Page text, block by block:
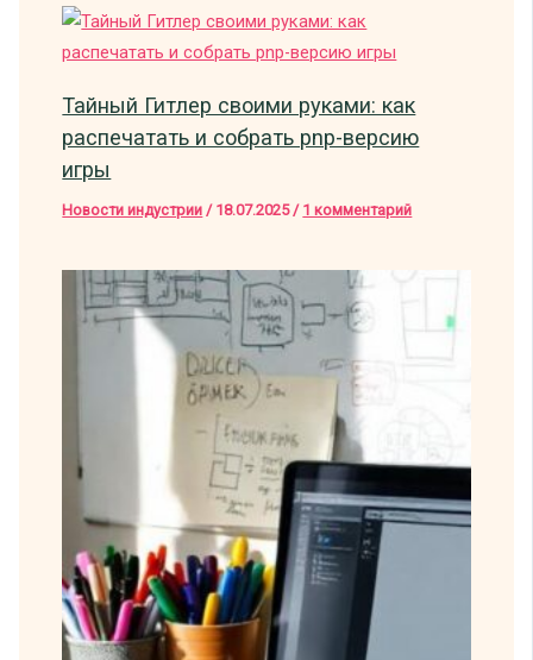
Тайный Гитлер своими руками: как
распечатать и собрать pnp-версию
игры
Новости индустрии / 18.07.2025/ 1 комментарий